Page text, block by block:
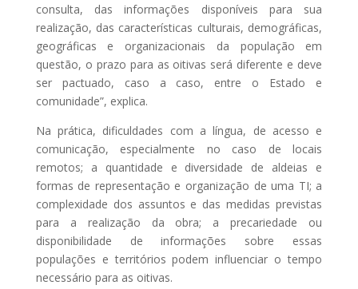
consulta, das informações disponíveis para sua
realização, das características culturais, demográficas,
geográficas e organizacionais da população em
questão, o prazo para as oitivas será diferente e deve
ser pactuado, caso a caso, entre o Estado e
comunidade”, explica.
Na prática, dificuldades com a língua, de acesso e
comunicação, especialmente no caso de locais
remotos; a quantidade e diversidade de aldeias e
formas de representação e organização de uma TI; a
complexidade dos assuntos e das medidas previstas
para a realização da obra; a precariedade ou
disponibilidade de informações sobre essas
populações e territórios podem influenciar o tempo
necessário para as oitivas.